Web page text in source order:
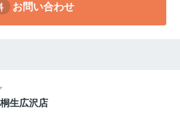
お問い合わせ
生広沢店